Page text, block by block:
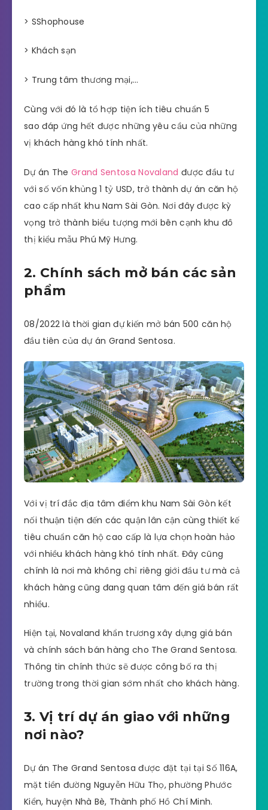
> SShophouse
> Khách sạn
> Trung tâm thương mại,…
Cùng với đó là tổ hợp tiện ích tiêu chuẩn 5
sao đáp ứng hết được những yêu cầu của những
vị khách hàng khó tính nhất.
Dự án The Grand Sentosa Novaland được đầu tư
với số vốn khủng 1 tỷ USD, trở thành dự án căn hộ
cao cấp nhất khu Nam Sài Gòn. Nơi đây được kỳ
vọng trở thành biểu tượng mới bên cạnh khu đô
thị kiểu mẫu Phú Mỹ Hưng.
2. Chính sách mở bán các sản
phẩm
08/2022 là thời gian đự kiến mở bán 500 căn hộ
đầu tiên của dự án Grand Sentosa.
Với vị trí đắc địa tâm điểm khu Nam Sài Gòn kết
nối thuận tiện đến các quận lân cận cùng thiết kế
tiêu chuẩn căn hộ cao cấp là lựa chọn hoàn hảo
với nhiều khách hàng khó tính nhất. Đây cũng
chính là nơi mà không chỉ riêng giới đầu tư mà cả
khách hàng cũng đang quan tâm đến giá bán rất
nhiều.
Hiện tại, Novaland khẩn trương xây dựng giá bán
và chính sách bán hàng cho The Grand Sentosa.
Thông tin chính thức sẽ được công bố ra thị
trường trong thời gian sớm nhất cho khách hàng.
3. Vị trí dự án giao với những
nơi nào?
Dự án The Grand Sentosa được đặt tại tại Số 116A,
mặt tiền đường Nguyễn Hữu Thọ, phường Phước
Kiển, huyện Nhà Bè, Thành phố Hồ Chí Minh.